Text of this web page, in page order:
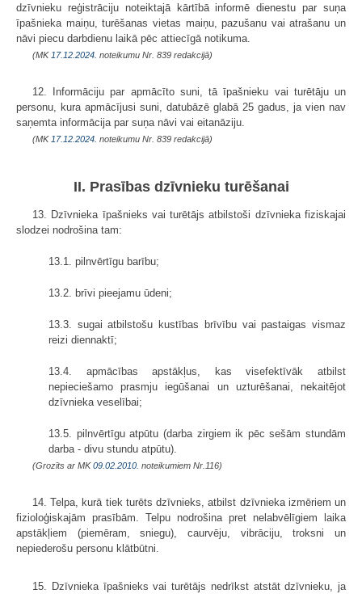
dzīvnieku reģistrāciju noteiktajā kārtībā informē dienestu par suņa
īpašnieka maiņu, turēšanas vietas maiņu, pazušanu vai atrašanu un
nāvi piecu darbdienu laikā pēc attiecīgā notikuma.
(MK 17.12.2024. noteikumu Nr. 839 redakcijā)
12. Informāciju par apmācīto suni, tā īpašnieku vai turētāju un
personu, kura apmācījusi suni, datubāzē glabā 25 gadus, ja vien nav
saņemta informācija par suņa nāvi vai eitanāziju.
(MK 17.12.2024. noteikumu Nr. 839 redakcijā)
II. Prasības dzīvnieku turēšanai
13. Dzīvnieka īpašnieks vai turētājs atbilstoši dzīvnieka fiziskajai
slodzei nodrošina tam:
13.1. pilnvērtīgu barību;
13.2. brīvi pieejamu ūdeni;
13.3. sugai atbilstošu kustības brīvību vai pastaigas vismaz
reizi diennaktī;
13.4. apmācības apstākļus, kas visefektīvāk atbilst
nepieciešamo prasmju iegūšanai un uzturēšanai, nekaitējot
dzīvnieka veselībai;
13.5. pilnvērtīgu atpūtu (darba zirgiem ik pēc sešām stundām
darba - divu stundu atpūtu).
(Grozīts ar MK09.02.2010. noteikumiem Nr.116)
14. Telpa, kurā tiek turēts dzīvnieks, atbilst dzīvnieka izmēriem un
fizioloģiskajām prasībām. Telpu nodrošina pret nelabvēlīgiem laika
apstākļiem (piemēram, sniegu), caurvēju, vibrāciju, troksni un
nepiederošu personu klātbūtni.
15. Dzīvnieka īpašnieks vai turētājs nedrīkst atstāt dzīvnieku, ja